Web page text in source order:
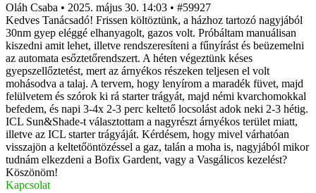
Oláh Csaba • 2025. május 30. 14:03 • #59927
Kedves Tanácsadó! Frissen költöztünk, a házhoz tartozó nagyjából
30nm gyep eléggé elhanyagolt, gazos volt. Próbáltam manuálisan
kiszedni amit lehet, illetve rendszeresíteni a fűnyírást és beüzemelni
az automata esőztetőrendszert. A héten végeztünk késes
gyepszellőztetést, mert az árnyékos részeken teljesen el volt
mohásodva a talaj. A tervem, hogy lenyírom a maradék füvet, majd
felülvetem és szórok ki rá starter trágyát, majd némi kvarchomokkal
befedem, és napi 3-4x 2-3 perc keltető locsolást adok neki 2-3 hétig.
ICL Sun&Shade-t választottam a nagyrészt árnyékos terület miatt,
illetve az ICL starter trágyáját. Kérdésem, hogy mivel várhatóan
visszajön a keltetőöntözéssel a gaz, talán a moha is, nagyjából mikor
tudnám elkezdeni a Bofix Gardent, vagy a Vasgálicos kezelést?
Köszönöm!
Kapcsolat